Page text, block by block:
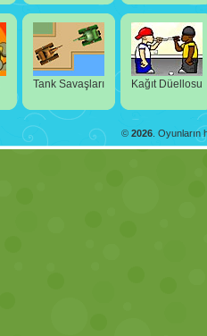
Tank Savaşları Kağıt Düellosu
© 2026 .